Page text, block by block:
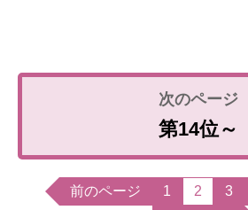
第14位～
前のページ 1 2 3